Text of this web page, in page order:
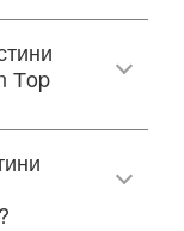
Тop